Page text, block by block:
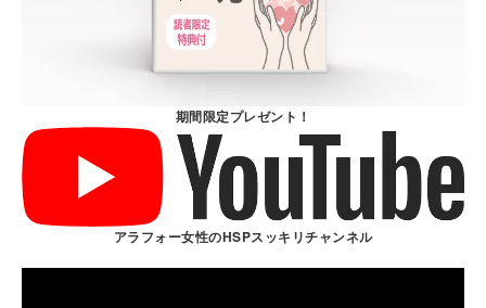
期間限定プレゼント！
アラフォー女性のHSPスッキリチャンネル